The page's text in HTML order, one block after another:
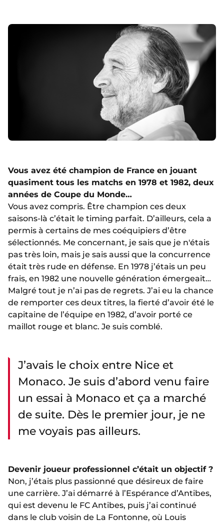
Vous avez été champion de France en jouant
quasiment tous les matchs en 1978 et 1982, deux
années de Coupe du Monde…
Vous avez compris. Être champion ces deux
saisons-là c’était le timing parfait. D’ailleurs, cela a
permis à certains de mes coéquipiers d’être
sélectionnés. Me concernant, je sais que je n'étais
pas très loin, mais je sais aussi que la concurrence
était très rude en défense. En 1978 j’étais un peu
frais, en 1982 une nouvelle génération émergeait…
Malgré tout je n’ai pas de regrets. J’ai eu la chance
de remporter ces deux titres, la fierté d’avoir été le
capitaine de l’équipe en 1982, d’avoir porté ce
maillot rouge et blanc. Je suis comblé.
J’avais le choix entre Nice et
Monaco. Je suis d’abord venu faire
un essai à Monaco et ça a marché
de suite. Dès le premier jour, je ne
me voyais pas ailleurs.
Devenir joueur professionnel c’était un objectif ?
Non, j’étais plus passionné que désireux de faire
une carrière. J’ai démarré à l’Espérance d’Antibes,
qui est devenu le FC Antibes, puis j’ai continué
dans le club voisin de La Fontonne, où Louis